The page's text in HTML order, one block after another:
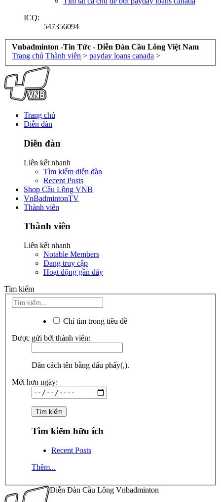
ICQ:
547356094
Vnbadminton -Tin Tức - Diễn Đàn Cầu Lông Việt Nam
Trang chủ Thành viên > payday loans canada >
Trang chủ
Diễn đàn
Diễn đàn
Liên kết nhanh
Tìm kiếm diễn đàn
Recent Posts
Shop Cầu Lông VNB
VnBadmintonTV
Thành viên
Thành viên
Liên kết nhanh
Notable Members
Đang truy cập
Hoạt động gần đây
Tìm kiếm
Chỉ tìm trong tiêu đề
Được gửi bởi thành viên:
Dãn cách tên bằng dấu phẩy(,).
Mới hơn ngày:
Tìm kiếm hữu ích
Recent Posts
Thêm...
Diễn Đàn Cầu Lông Vnbadminton